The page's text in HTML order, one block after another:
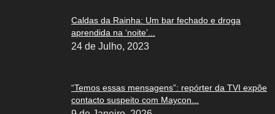
Caldas da Rainha: Um bar fechado e droga
aprendida na ‘noite’...
24 de Julho, 2023
“Temos essas mensagens”: repórter da TVI expõe
contacto suspeito com Maycon...